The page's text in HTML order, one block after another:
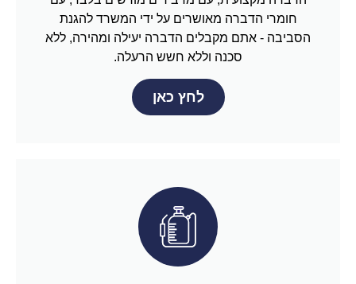
חומרי הדברה מאושרים על ידי המשרד להגנת
הסביבה - אתם מקבלים הדברה יעילה ומהירה, ללא
סכנה וללא חשש הרעלה.
לחץ כאן